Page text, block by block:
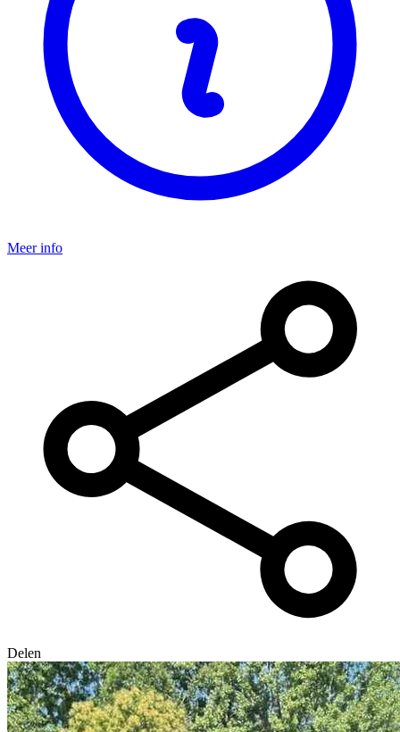
Meer info
Delen